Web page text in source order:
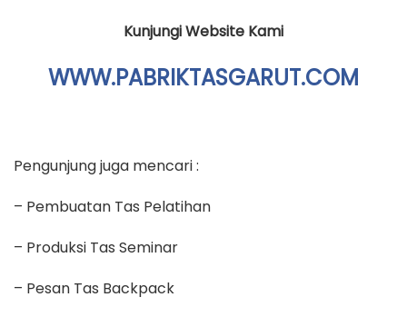
Kunjungi Website Kami
WWW.PABRIKTASGARUT.COM
Pengunjung juga mencari :
– Pembuatan Tas Pelatihan
– Produksi Tas Seminar
– Pesan Tas Backpack